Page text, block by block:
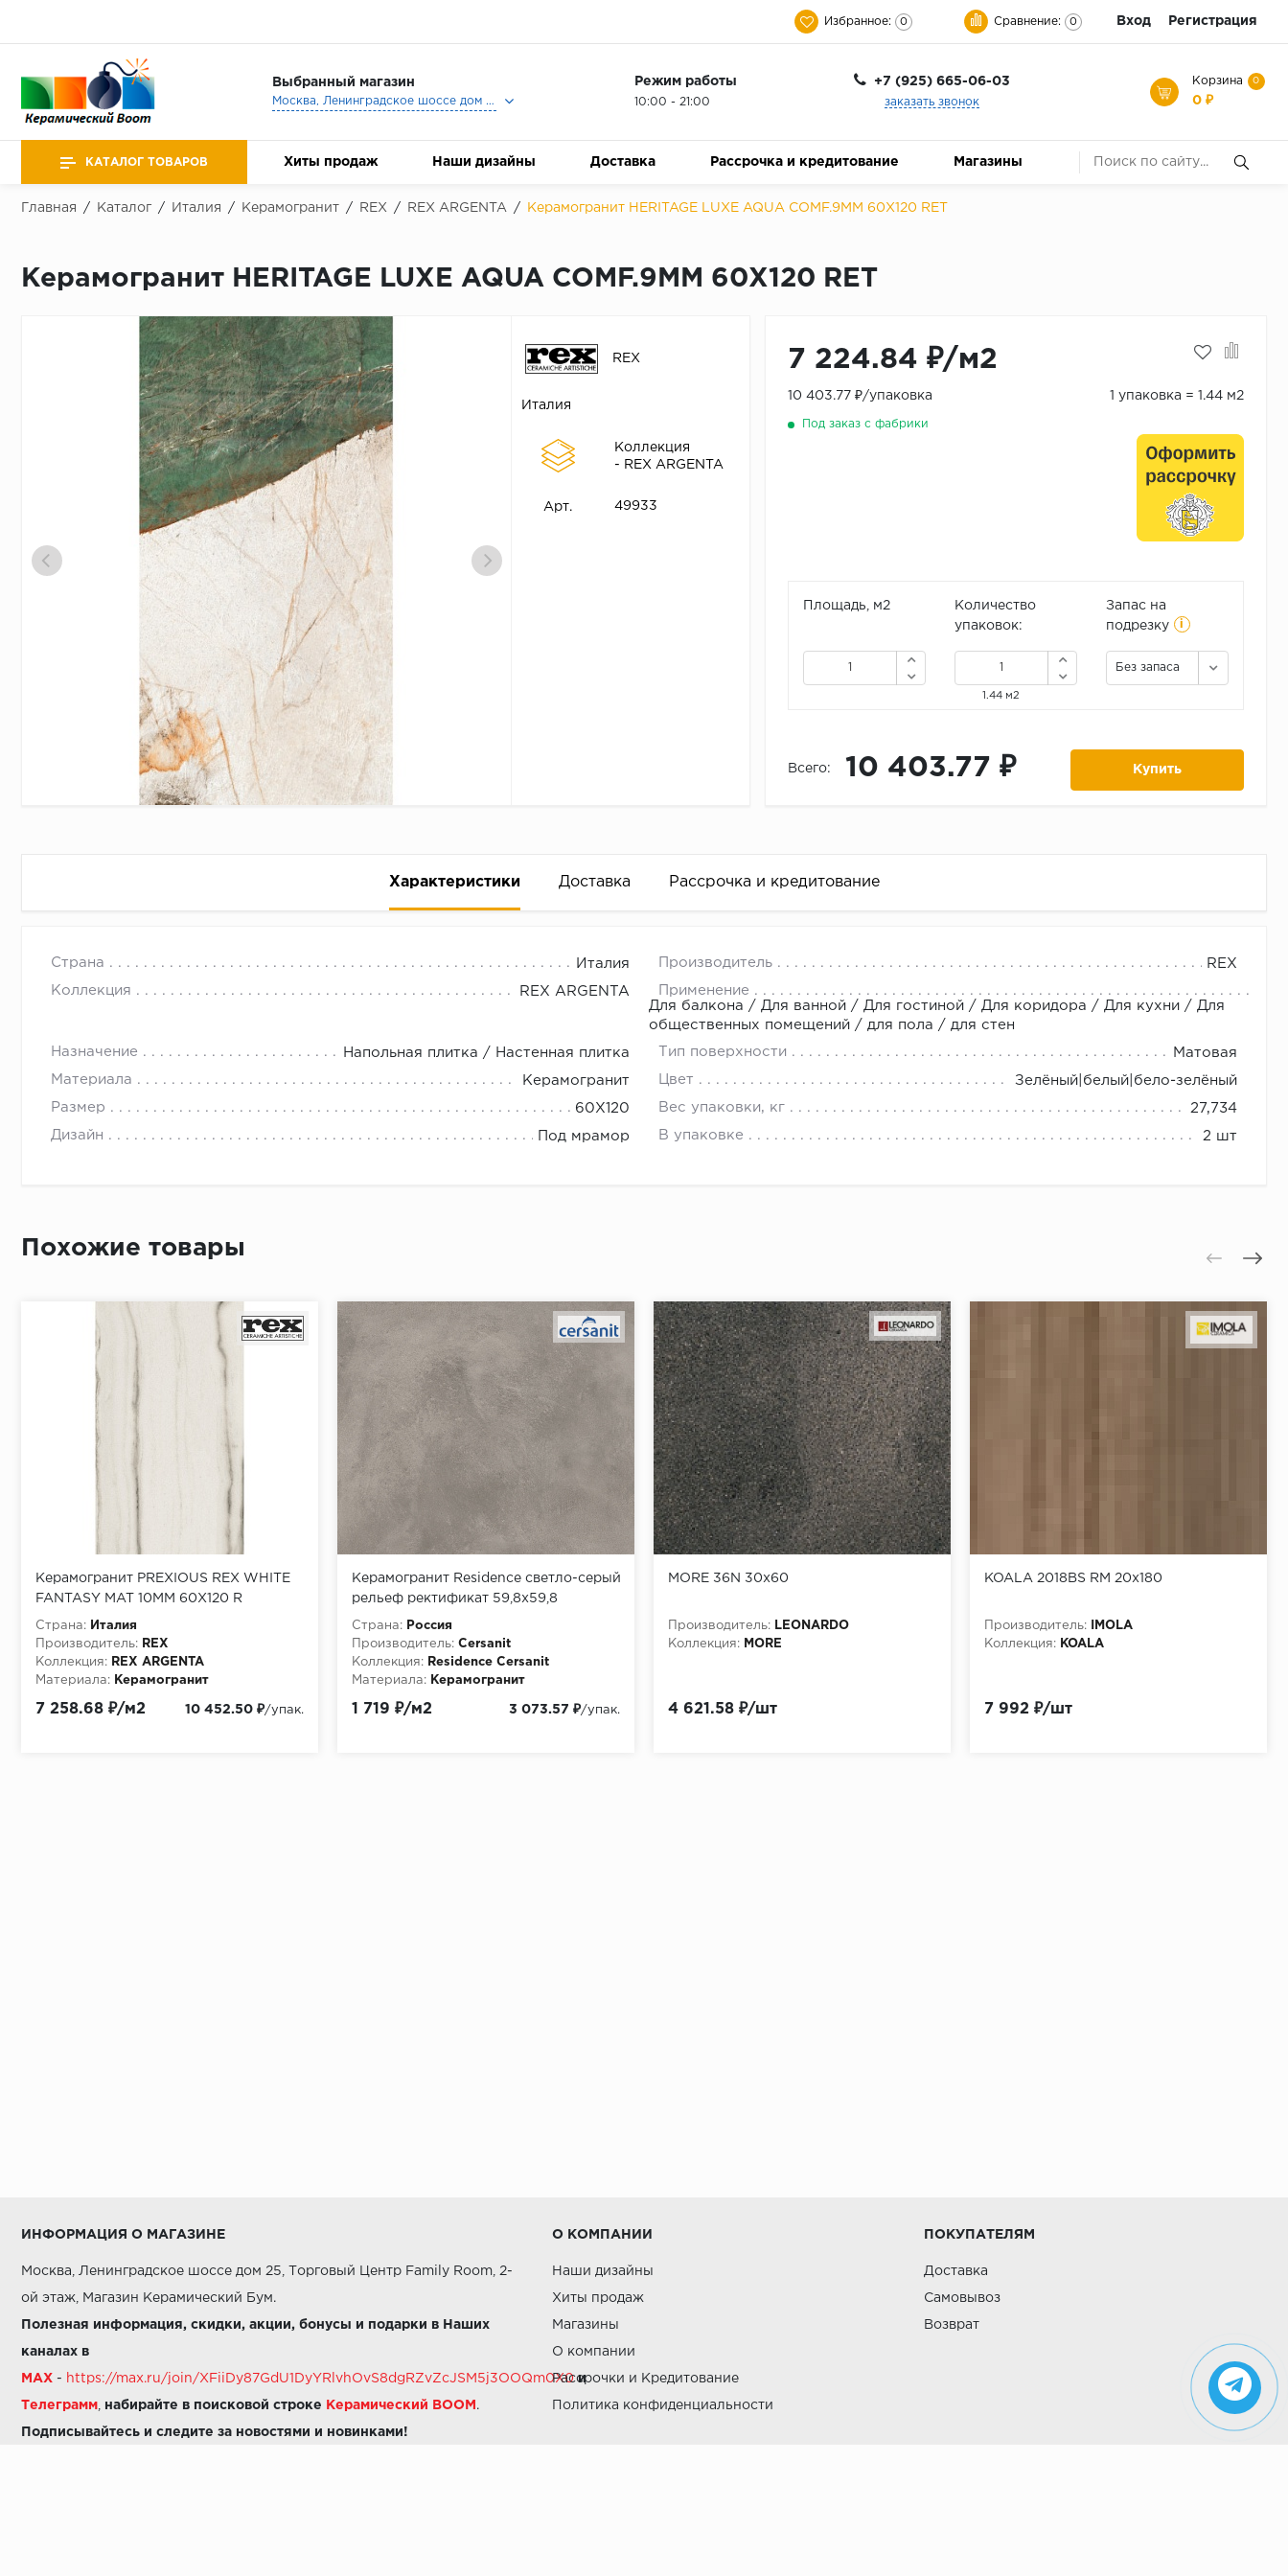
Избранное: 0 Сравнение: 0 Вход Регистрация
Выбранный магазин
Москва, Ленинградское шоссе дом 25, Торговый Центр Family Room, 2-ой этаж, Магазин Керамический Бум.
Режим работы
10:00 - 21:00
+7 (925) 665-06-03
заказать звонок
Корзина 0
0 ₽
КАТАЛОГ ТОВАРОВ Хиты продаж Наши дизайны Доставка Рассрочка и кредитование Магазины
Главная / Каталог / Италия / Керамогранит / REX / REX ARGENTA / Керамогранит HERITAGE LUXE AQUA COMF.9MM 60X120 RET
Керамогранит HERITAGE LUXE AQUA COMF.9MM 60X120 RET
REX
Италия
Коллекция
- REX ARGENTA
Арт. 49933
7 224.84 ₽/м2
10 403.77 ₽/упаковка 1 упаковка = 1.44 м2
Под заказ с фабрики
Площадь, м2
Количество
упаковок:
1.44 м2
Запас на
подрезку
i
Без запаса
Всего: 10 403.77 ₽ Купить
Характеристики Доставка Рассрочка и кредитование
Страна Италия Производитель REX
Коллекция REX ARGENTA
Применение
Для балкона / Для ванной / Для гостиной / Для коридора / Для кухни / Для
общественных помещений / для пола / для стен
Назначение Напольная плитка / Настенная плитка Тип поверхности Матовая
Материала Керамогранит Цвет Зелёный|белый|бело-зелёный
Размер 60X120 Вес упаковки, кг 27,734
Дизайн Под мрамор В упаковке 2 шт
Достаточно только паспорта
Похожие товары
Керамогранит PREXIOUS REX WHITE
FANTASY MAT 10MM 60X120 R
Страна:
Италия
Производитель:
REX
Коллекция:
REX ARGENTA
Материала:
Керамогранит
7 258.68 ₽/м2 10 452.50 ₽/упак.
Керамогранит Residence светло-серый
рельеф ректификат 59,8x59,8
(1,788м2/53,64м2/30 уп)
Страна:
Россия
Производитель: Cersanit
Коллекция:
Residence Cersanit
Материала:
Керамогранит
1 719 ₽/м2 3 073.57 ₽/упак.
MORE 36N 30x60
Производитель:
LEONARDO
Коллекция:
MORE
4 621.58 ₽/шт
KOALA 2018BS RM 20x180
Производитель:
IMOLA
Коллекция:
KOALA
7 992 ₽/шт
ИНФОРМАЦИЯ О МАГАЗИНЕ
Москва, Ленинградское шоссе дом 25, Торговый Центр Family Room, 2-
ой этаж, Магазин Керамический Бум.
Полезная информация, скидки, акции, бонусы и подарки в Наших
каналах в
MAX - https://max.ru/join/XFiiDy87GdU1DyYRlvhOvS8dgRZvZcJSM5j3OOQm0X0 и
Телеграмм набирайте в поисковой строке Керамический BOOM .
Подписывайтесь и следите за новостями и новинками!
О КОМПАНИИ
Наши дизайны
Хиты продаж
Магазины
О компании
Рассрочки и Кредитование
Политика конфиденциальности
ПОКУПАТЕЛЯМ
Доставка
Самовывоз
Возврат